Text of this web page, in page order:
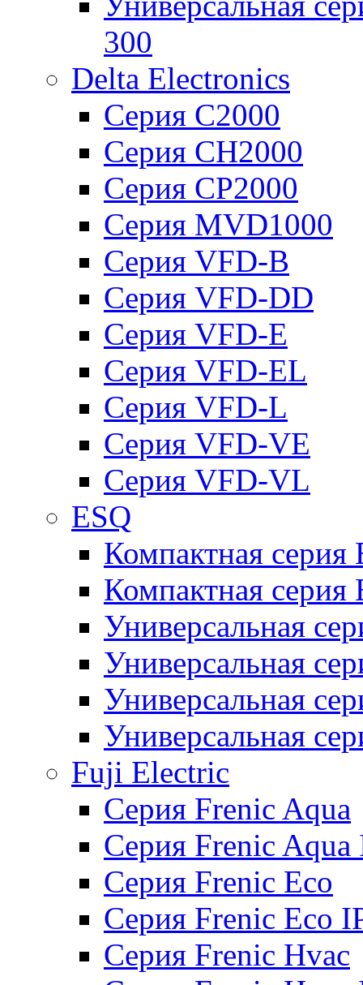
300
Delta Electronics
Серия C2000
Серия CH2000
Серия CP2000
Серия MVD1000
Серия VFD-B
Серия VFD-DD
Серия VFD-E
Серия VFD-EL
Серия VFD-L
Серия VFD-VE
Серия VFD-VL
ESQ
Компактная серия
Компактная
Универсальная
Универсальная
Универсальная
Универсальная
Fuji Electric
Серия Frenic Aqua
Серия Frenic Aqua
Серия Frenic Eco
Серия Frenic Eco
Серия Frenic Hvac